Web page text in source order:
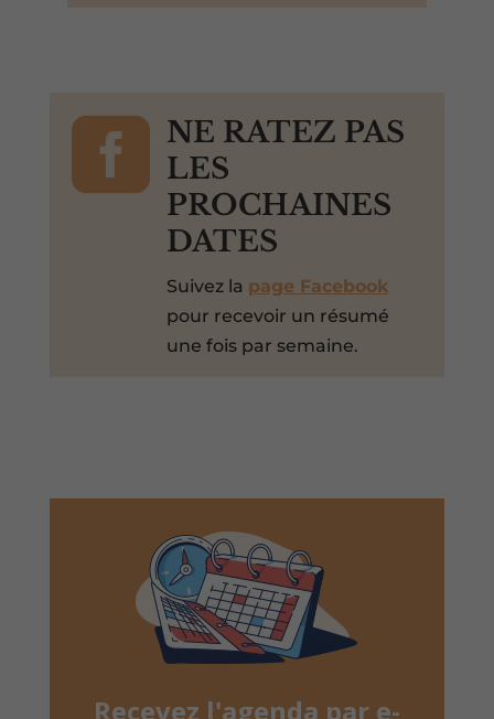

NE RATEZ PAS
LES
PROCHAINES
DATES
Suivez la page Facebook
pour recevoir un résumé
une fois par semaine.
Recevez l'agenda par e-